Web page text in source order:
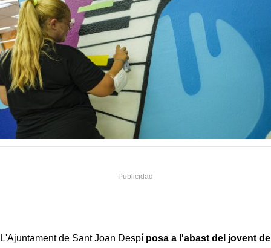
L'Ajuntament de Sant Joan Despí posa a l'abast del jovent de